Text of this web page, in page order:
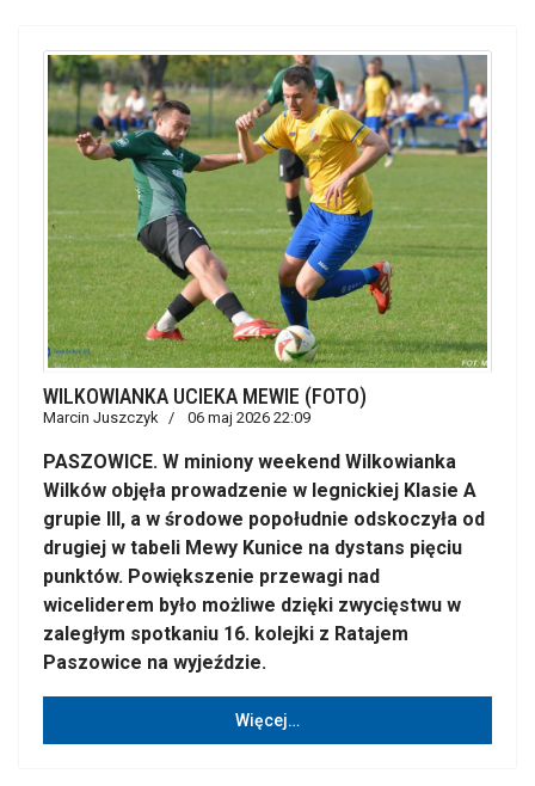
WILKOWIANKA UCIEKA MEWIE (FOTO)
Marcin Juszczyk 06 maj 2026 22:09
PASZOWICE. W miniony weekend Wilkowianka
Wilków objęła prowadzenie w legnickiej Klasie A
grupie III, a w środowe popołudnie odskoczyła od
drugiej w tabeli Mewy Kunice na dystans pięciu
punktów. Powiększenie przewagi nad
wiceliderem było możliwe dzięki zwycięstwu w
zaległym spotkaniu 16. kolejki z Ratajem
Paszowice na wyjeździe.
Więcej…